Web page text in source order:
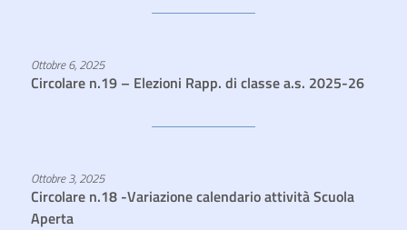
Ottobre 6, 2025
Circolare n.19 – Elezioni Rapp. di classe a.s. 2025-26
Ottobre 3, 2025
Circolare n.18 -Variazione calendario attività Scuola
Aperta